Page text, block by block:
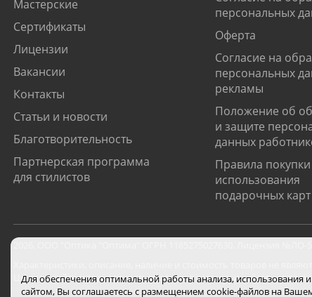
Мастерские
Сертификаты
Лицензии
Вакансии
Контакты
Статьи и новости
Благотворительность
Партнерская программа
для стилистов
персональных
Оферта
Согласие на
персональных
рекламы
Положение об
и защите
данных
Правила
использования
подарочных карт
Характеристики, описание, наличие и стоимость товаров не
Цены на сайте могут отличаться от цен в салонах и действуют
Для обеспечения оптимальной работы анализа, использования
сайтом, Вы соглашаетесь с размещением cookie-файлов на